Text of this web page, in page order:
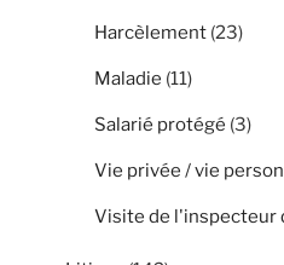
Harcèlement (23)
Maladie (11)
Salarié protégé (3)
Vie privée / vie
Visite de l'inspecteur